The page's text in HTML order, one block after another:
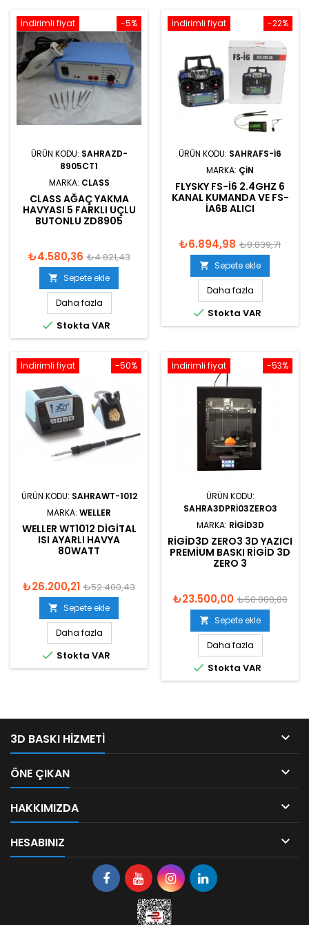
-5%
İndirimli fiyat
ÜRÜN KODU: SAHRAZD-
8905CT1
MARKA: CLASS
CLASS AĞAÇ YAKMA
HAVYASI 5 FARKLI UÇLU
BUTONLU ZD8905
₺4.580,36 ₺4.821,43
 Sepete ekle
Daha fazla
 Stokta VAR
-22%
İndirimli fiyat
ÜRÜN KODU: SAHRAFS-I6
MARKA: ÇIN
FLYSKY FS-I6 2.4GHZ 6
KANAL KUMANDA VE FS-
IA6B ALICI
₺6.894,98 ₺8.839,71
 Sepete ekle
Daha fazla
 Stokta VAR
-50%
İndirimli fiyat
ÜRÜN KODU: SAHRAWT-1012
MARKA: WELLER
WELLER WT1012 DIGITAL
ISI AYARLI HAVYA
80WATT
₺26.200,21 ₺52.400,43
 Sepete ekle
Daha fazla
 Stokta VAR
-53%
İndirimli fiyat
ÜRÜN KODU:
SAHRA3DPRI03ZERO3
MARKA: RIGID3D
RIGID3D ZERO3 3D YAZICI
PREMIUM BASKI RIGID 3D
ZERO 3
₺23.500,00 ₺50.000,00
 Sepete ekle
Daha fazla
 Stokta VAR
3D BASKI HIZMETI 
ÖNE ÇIKAN 
HAKKIMIZDA 
HESABINIZ 